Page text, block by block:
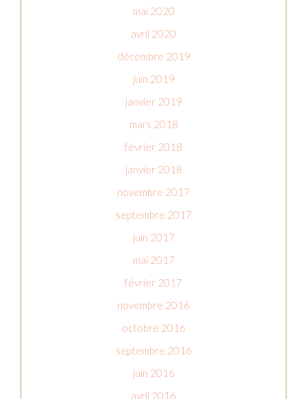
mai 2020
avril 2020
décembre 2019
juin 2019
janvier 2019
mars 2018
février 2018
janvier 2018
novembre 2017
septembre 2017
juin 2017
mai 2017
février 2017
novembre 2016
octobre 2016
septembre 2016
juin 2016
avril 2016